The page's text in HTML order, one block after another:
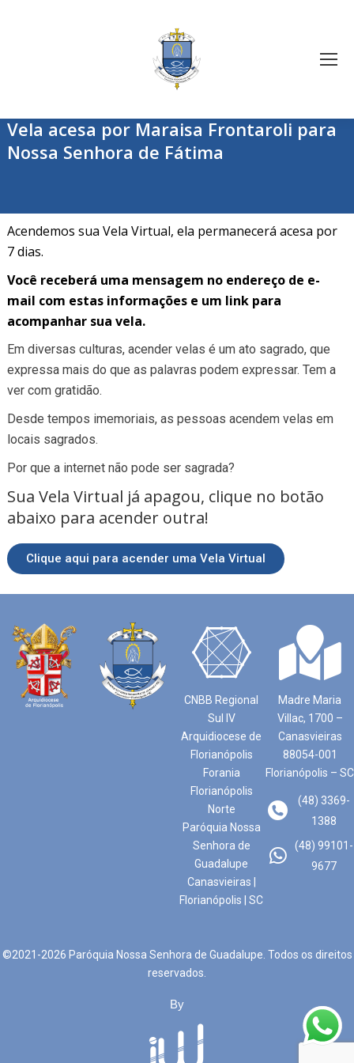
Vela acesa por Maraisa Frontaroli para
Nossa Senhora de Fátima
Acendemos sua Vela Virtual, ela permanecerá acesa por
7 dias.
Você receberá uma mensagem no endereço de e-
mail com estas informações e um link para
acompanhar sua vela.
Em diversas culturas, acender velas é um ato sagrado, que
expressa mais do que as palavras podem expressar. Tem a
ver com gratidão.
Desde tempos imemoriais, as pessoas acendem velas em
locais sagrados.
Por que a internet não pode ser sagrada?
Sua Vela Virtual já apagou, clique no botão
abaixo para acender outra!
Clique aqui para acender uma Vela Virtual
CNBB Regional
Sul IV
Arquidiocese de
Florianópolis
Forania
Florianópolis
Norte
Paróquia Nossa
Senhora de
Guadalupe
Canasvieiras |
Florianópolis | SC
Madre Maria
Villac, 1700 –
Canasvieiras
88054-001
Florianópolis – SC
(48) 3369-
1388
(48) 99101-
9677
©2021-2026 Paróquia Nossa Senhora de Guadalupe. Todos os direitos
reservados.
By